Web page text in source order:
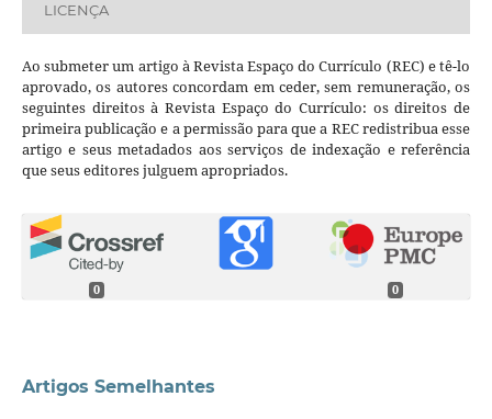
LICENÇA
Ao submeter um artigo à Revista Espaço do Currículo (REC) e tê-lo
aprovado, os autores concordam em ceder, sem remuneração, os
seguintes direitos à Revista Espaço do Currículo: os direitos de
primeira publicação e a permissão para que a REC redistribua esse
artigo e seus metadados aos serviços de indexação e referência
que seus editores julguem apropriados.
0 0
Artigos Semelhantes